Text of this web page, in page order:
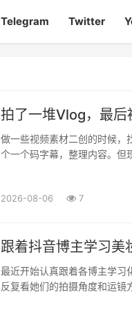
Telegram Twitter
拍了一堆Vlog，最
做一些视频素材二创的时候，
个一个码字幕，整理内容。但
2026-08-06 7
跟着抖音博主学习美
最近开始认真跟着各博主学习
反复看她们的拍摄角度和运镜